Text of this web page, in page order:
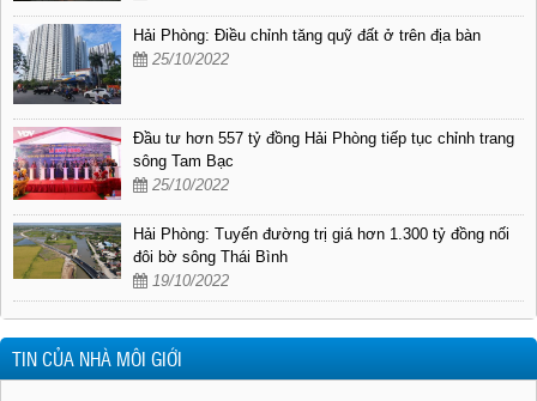
Hải Phòng: Điều chỉnh tăng quỹ đất ở trên địa bàn
25/10/2022
Đầu tư hơn 557 tỷ đồng Hải Phòng tiếp tục chỉnh trang
sông Tam Bạc
25/10/2022
Hải Phòng: Tuyến đường trị giá hơn 1.300 tỷ đồng nối
đôi bờ sông Thái Bình
19/10/2022
TIN CỦA NHÀ MÔI GIỚI